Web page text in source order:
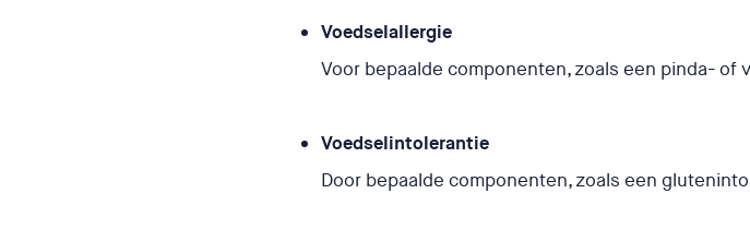
Voedselallergie
Voor bepaalde componenten, zoals een pinda- of
Voedselintolerantie
Door bepaalde componenten, zoals een